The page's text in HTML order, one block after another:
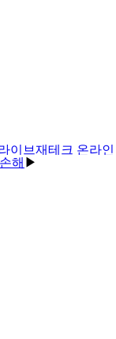
이브재테크 온라인
추천
카페 추천
해 ▶